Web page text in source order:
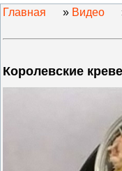
Главная » Видео
Королевские